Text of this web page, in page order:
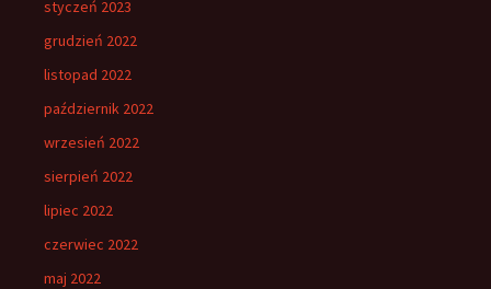
styczeń 2023
grudzień 2022
listopad 2022
październik 2022
wrzesień 2022
sierpień 2022
lipiec 2022
czerwiec 2022
maj 2022